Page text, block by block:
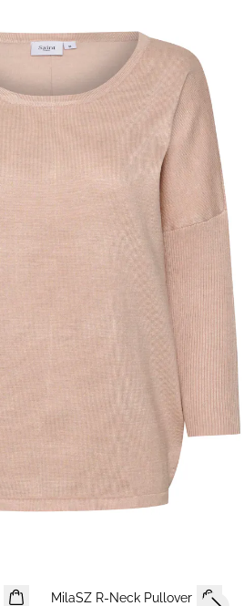
2 FOR €65
MilaSZ R-Neck Pullover